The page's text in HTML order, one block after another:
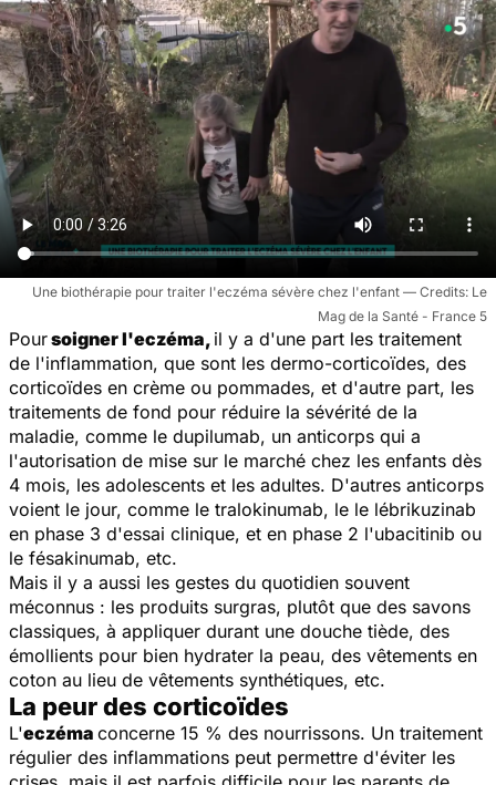
Une biothérapie pour traiter l'eczéma sévère chez l'enfant
Le
Mag de la Santé - France 5
Poursoigner l'eczéma, il y a d'une part les traitement
de l'inflammation, que sont les dermo-corticoïdes, des
corticoïdes en crème ou pommades, et d'autre part, les
traitements de fond pour réduire la sévérité de la
maladie, comme le dupilumab, un anticorps qui a
l'autorisation de mise sur le marché chez les enfants dès
4 mois, les adolescents et les adultes. D'autres anticorps
voient le jour, comme le tralokinumab, le le lébrikuzinab
en phase 3 d'essai clinique, et en phase 2 l'ubacitinib ou
le fésakinumab, etc.
Mais il y a aussi les gestes du quotidien souvent
méconnus : les produits surgras, plutôt que des savons
classiques, à appliquer durant une douche tiède, des
émollients pour bien hydrater la peau, des vêtements en
coton au lieu de vêtements synthétiques, etc.
La peur des corticoïdes
L'eczéma concerne 15 % des nourrissons. Un traitement
régulier des inflammations peut permettre d'éviter les